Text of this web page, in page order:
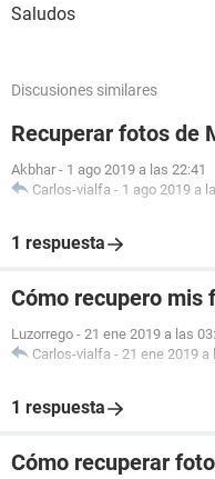
Saludos
Discusiones similares
Recuperar fotos de
Akbhar - 1 ago 2019 a las 22:41
Carlos-vialfa - 1 ago 2019 a
1 respuesta
Cómo recupero mis
Luzorrego - 21 ene 2019 a las
Carlos-vialfa - 21 ene 2019 a
1 respuesta
Cómo recuperar